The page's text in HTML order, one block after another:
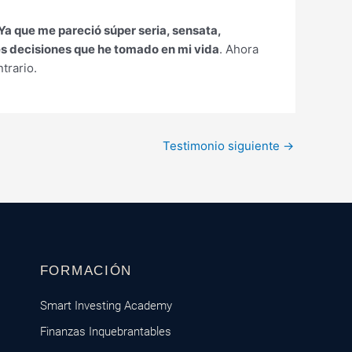
que me pareció súper seria, sensata,
decisiones que he tomado en mi vida. Ahora
Testimonio siguiente →
FORMACIÓN
Smart Investing Academy
Finanzas Inquebrantables